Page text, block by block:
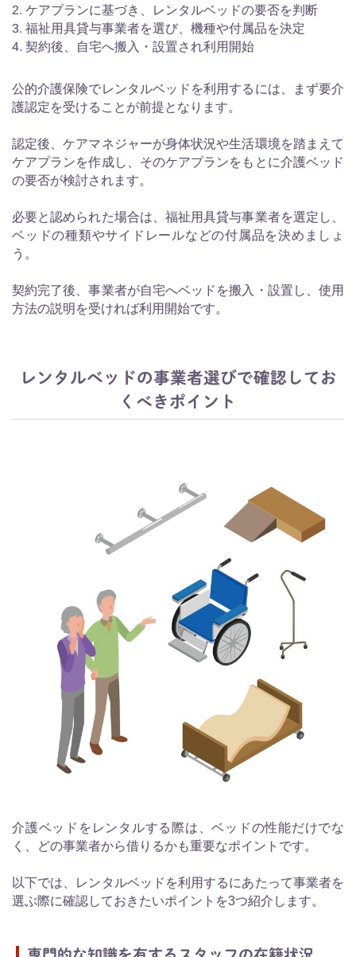
ケアプランに基づき、レンタルベッドの要否を判断
福祉用具貸与事業者を選び、機種や付属品を決定
契約後、自宅へ搬入・設置され利用開始
公的介護保険でレンタルベッドを利用するには、まず要介
護認定を受けることが前提となります。
認定後、ケアマネジャーが身体状況や生活環境を踏まえて
ケアプランを作成し、そのケアプランをもとに介護ベッド
の要否が検討されます。
必要と認められた場合は、福祉用具貸与事業者を選定し、
ベッドの種類やサイドレールなどの付属品を決めましょ
う。
契約完了後、事業者が自宅へベッドを搬入・設置し、使用
方法の説明を受ければ利用開始です。
レンタルベッドの事業者選びで確認してお
くべきポイント
介護ベッドをレンタルする際は、ベッドの性能だけでな
く、どの事業者から借りるかも重要なポイントです。
以下では、レンタルベッドを利用するにあたって事業者を
選ぶ際に確認しておきたいポイントを3つ紹介します。